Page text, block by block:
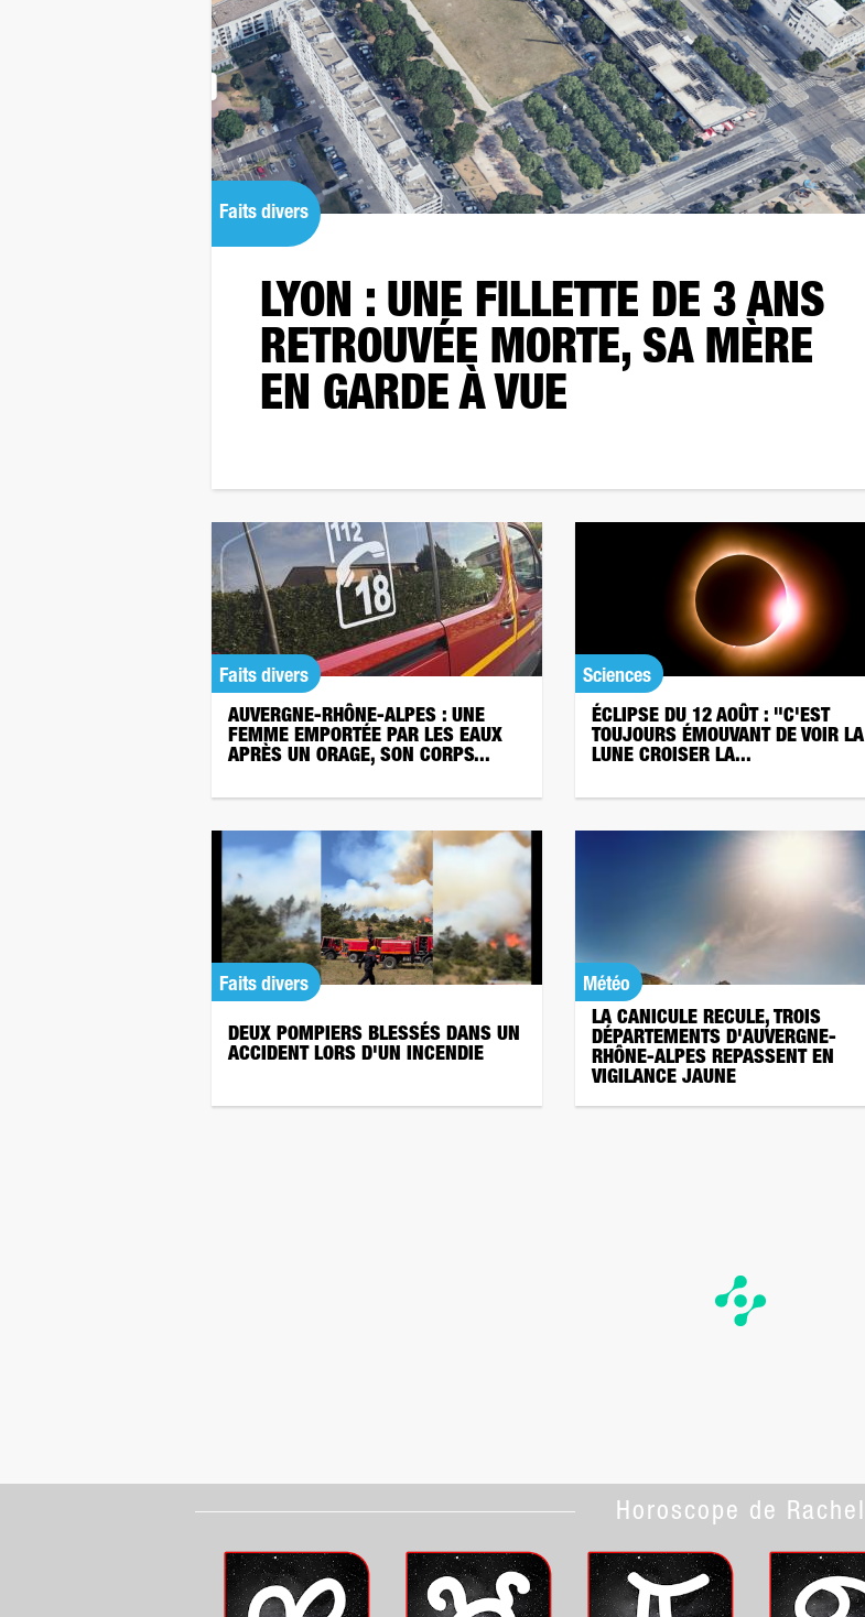
Faits divers
LYON : UNE FILLETTE DE 3 ANS
RETROUVÉE MORTE, SA MÈRE
EN GARDE À VUE
Faits divers
AUVERGNE-RHÔNE-ALPES : UNE
FEMME EMPORTÉE PAR LES EAUX
APRÈS UN ORAGE, SON CORPS...
Sciences
ÉCLIPSE DU 12 AOÛT : "C'EST
TOUJOURS ÉMOUVANT DE VOIR LA
LUNE CROISER LA...
Faits divers
DEUX POMPIERS BLESSÉS DANS UN
ACCIDENT LORS D'UN INCENDIE
Météo
LA CANICULE RECULE, TROIS
DÉPARTEMENTS D'AUVERGNE-
RHÔNE-ALPES REPASSENT EN
VIGILANCE JAUNE
Horoscope de Rachel